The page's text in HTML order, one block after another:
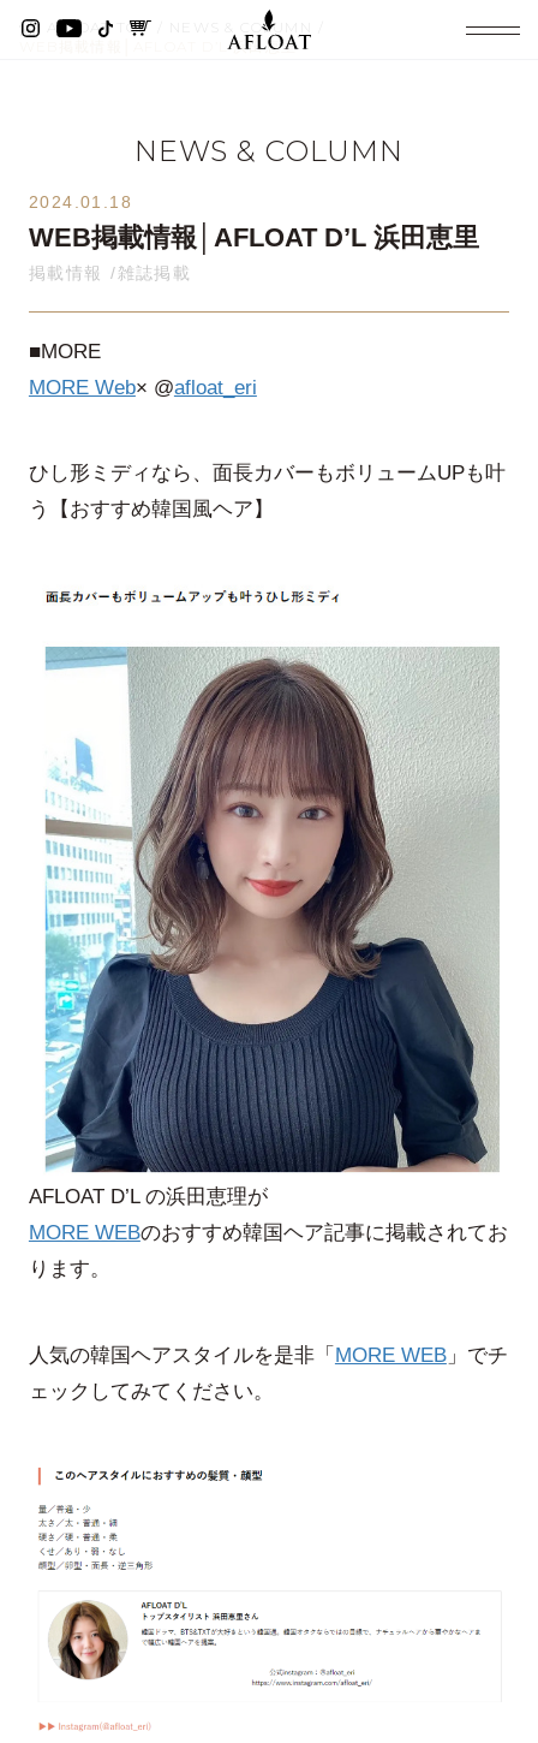
AFLOAT TOP
NEWS & COLUMN
WEB掲載情報│AFLOAT D’L 浜田恵里
NEWS & COLUMN
2024.01.18
WEB掲載情報│AFLOAT D’L 浜田恵里
掲載情報 雑誌掲載
■MORE
MORE Web× @afloat_eri
ひし形ミディなら、面長カバーもボリュームUPも叶
う【おすすめ韓国風ヘア】
AFLOAT D’L の浜田恵理が
MORE WEBのおすすめ韓国ヘア記事に掲載されてお
ります。
人気の韓国ヘアスタイルを是非「 MORE WEB」でチ
ェックしてみてください。